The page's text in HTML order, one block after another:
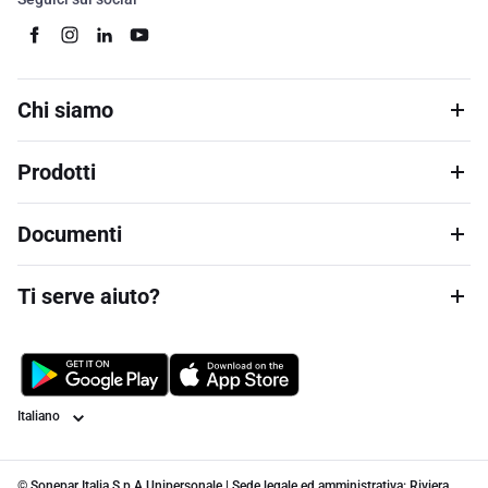
Chi siamo
Prodotti
Documenti
Ti serve aiuto?
Lingua